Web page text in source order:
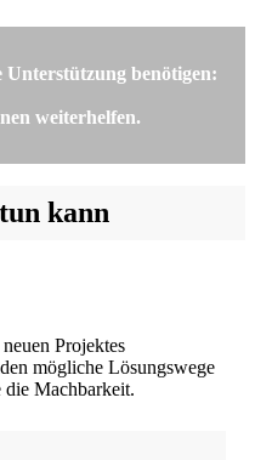
Unterstützung benötigen:
weiterhelfen.
kann
Projektes
mögliche Lösungswege
die Machbarkeit.